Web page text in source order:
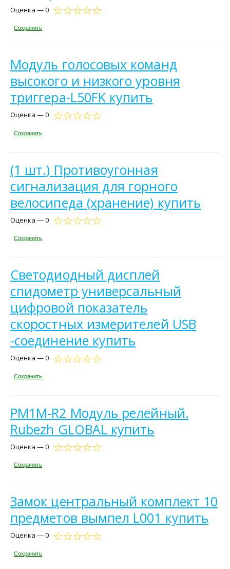
Оценка — 0
Сохранить
Модуль голосовых команд
высокого и низкого уровня
триггера-L50FK купить
Оценка — 0
Сохранить
(1 шт.) Противоугонная
сигнализация для горного
велосипеда (хранение) купить
Оценка — 0
Сохранить
Светодиодный дисплей
спидометр универсальный
цифровой показатель
скоростных измерителей USB
-соединение купить
Оценка — 0
Сохранить
РМ1М-R2 Модуль релейный.
Rubezh GLOBAL купить
Оценка — 0
Сохранить
Замок центральный комплект 10
предметов вымпел L001 купить
Оценка — 0
Сохранить